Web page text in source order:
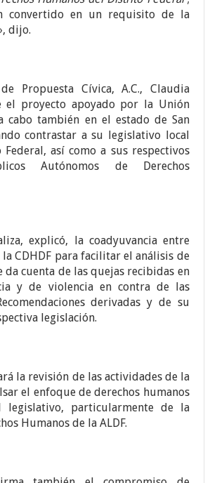
convertido en un requisito de la
dijo.
Propuesta Cívica, A.C., Claudia
el proyecto apoyado por la Unión
cabo también en el estado de San
contrastar a su legislativo local
así como a sus respectivos
Autónomos de Derechos
explicó, la coadyuvancia entre
la CDHDF para facilitar el análisis de
da cuenta de las quejas recibidas en
y de violencia en contra de las
derivadas y de su
legislación.
la revisión de las actividades de la
el enfoque de derechos humanos
particularmente de la
Humanos de la ALDF.